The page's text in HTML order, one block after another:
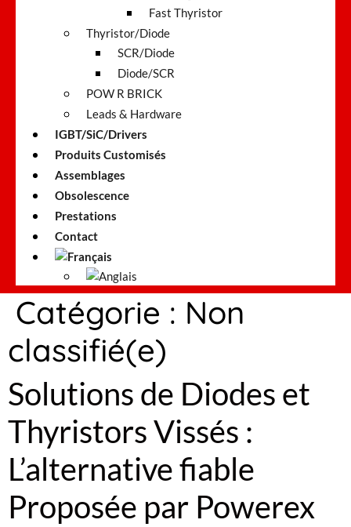
Fast Thyristor
Thyristor/Diode
SCR/Diode
Diode/SCR
POW R BRICK
Leads & Hardware
IGBT/SiC/Drivers
Produits Customisés
Assemblages
Obsolescence
Prestations
Contact
Catégorie : Non
classifié(e)
Solutions de Diodes et
Thyristors Vissés :
L’alternative fiable
Proposée par Powerex